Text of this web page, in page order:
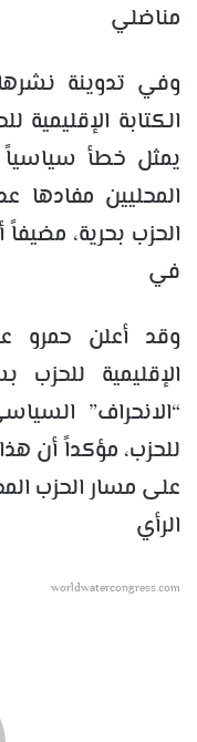
مناضلي
وفي تدوينة
الكتابة
يمثل خطأ سياسياً
المحليين مفادها
الحزب بحرية، مضيفاً
في
وقد أعلن حمرو
الإقليمية
“الانحراف”
للحزب، مؤكداً أن
على مسار الحزب
worldwatercongress.com